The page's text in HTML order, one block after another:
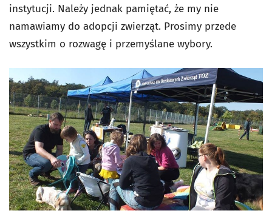
instytucji. Należy jednak pamiętać, że my nie
namawiamy do adopcji zwierząt. Prosimy przede
wszystkim o rozwagę i przemyślane wybory.